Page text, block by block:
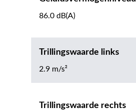
86.0 dB(A)
Trillingswaarde links
2.9 m/s²
Trillingswaarde rechts